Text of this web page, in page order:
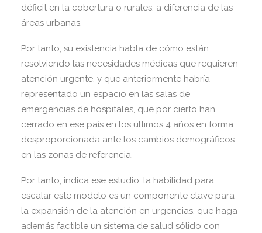
déficit en la cobertura o rurales, a diferencia de las
áreas urbanas.
Por tanto, su existencia habla de cómo están
resolviendo las necesidades médicas que requieren
atención urgente, y que anteriormente habría
representado un espacio en las salas de
emergencias de hospitales, que por cierto han
cerrado en ese país en los últimos 4 años en forma
desproporcionada ante los cambios demográficos
en las zonas de referencia.
Por tanto, indica ese estudio, la habilidad para
escalar este modelo es un componente clave para
la expansión de la atención en urgencias, que haga
además factible un sistema de salud sólido con